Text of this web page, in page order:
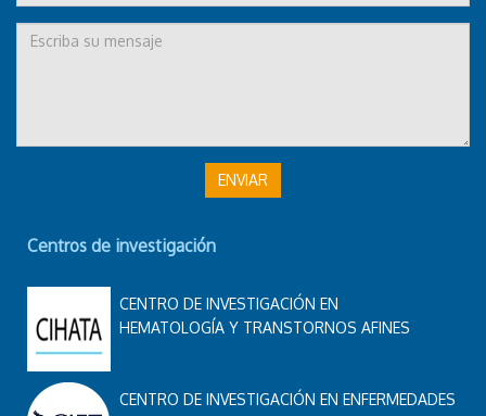
ENVIAR
Centros de investigación
CENTRO DE INVESTIGACIÓN EN
HEMATOLOGÍA Y TRANSTORNOS AFINES
CENTRO DE INVESTIGACIÓN EN ENFERMEDADES